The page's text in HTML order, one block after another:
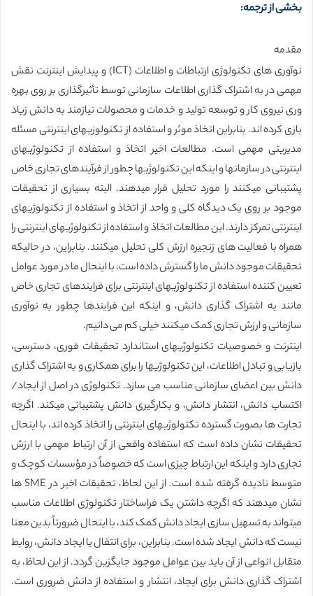
بخشی از ترجمه:
مقدمه
نوآوری های تکنولوژی ارتباطات و اطلاعات (ICT) و پیدایش اینترنت نقش
مهمی در به اشتراک گذاری اطلاعات سازمانی توسط تأثیرگذاری بر روی بهره
وری نیروی کار و توسعه تولید و خدمات و محصولات نیازمند به دانش زیاد
بازی کرده اند. بنابراین اتخاذ موثر و استفاده از تکنولوزیهای اینترنتی مسئله
مدیریتی مهمی است. مطالعات اخیر اتخاذ و استفاده از تکنولوژیهای
اینترنتی در سازمانها و اینکه این تکنولوژیها چطور از فرآیندهای تجاری خاص
پشتیبانی میکنند را مورد تحلیل قرار میدهند. البته بسیاری از تحقیقات
موجود بر روی یک دیدگاه کلی و واحد از اتخاذ و استفاده از تکنولوژیهای
اینترنتی تمرکز دارند. این مطالعات اتخاذ و استفاده از تکنولوژیهای اینترنتی را
همراه با فعالیت های زنجیره ارزش کلی تحلیل میکنند. بنابراین، در حالیکه
تحقیقات موجود دانش ما را گسترش داده است، با اینحال ما در مورد عوامل
تعیین کننده استفاده از تکنولوژیهای اینترنتی برای فرایندهای تجاری خاص
مانند به اشتراک گذاری دانش، و اینکه این فرایندها چطور به نوآوری
سازمانی و ارزش تجاری کمک میکنند خیلی کم می دانیم.
اینترنت و خصوصیات تکنولوژیهای استاندارد تحقیقات فوری، دسترسی،
بازیابی و تبادل اطلاعات، این تکنولوژیها را برای همکاری و به اشتراک گذاری
دانش بین اعضای سازمانی مناسب می سازد. تکنولوژی در اصل از ایجاد/
اکتساب دانش، انتشار دانش، و بکارگیری دانش پشتیبانی میکند. اگرچه
تجارت ها بصورت گسترده تکتولوژیهای اینترنتی را اتخاذ کرده اند، با اینحال
تحقیقات نشان داده است که استفاده واقعی از آن ارتباط مهمی با ارزش
تجاری دارد و اینکه این ارتباط چیزی است که خصوصاً در مؤسسات کوچک و
متوسط نادیده گرفته شده است. از این لحاظ، تحقیقات اخیر در SME ها
نشان میدهند که اگرچه داشتن یک فراساختار تکنولوژی اطلاعات مناسب
میتواند به تسهیل سازی ایجاد دانش کمک کند، با اینحال ضرورتاً بدین معنا
نیست که دانش ایجاد شده است. بنابراین، برای انتقال یا ایجاد دانش، روابط
متقابل انواعی از آن باید بین عوامل موجود جایگزین گردد. از این لحاظ، به
اشتراک گذاری دانش برای ایجاد، انتشار و استفاده از دانش ضروری است.